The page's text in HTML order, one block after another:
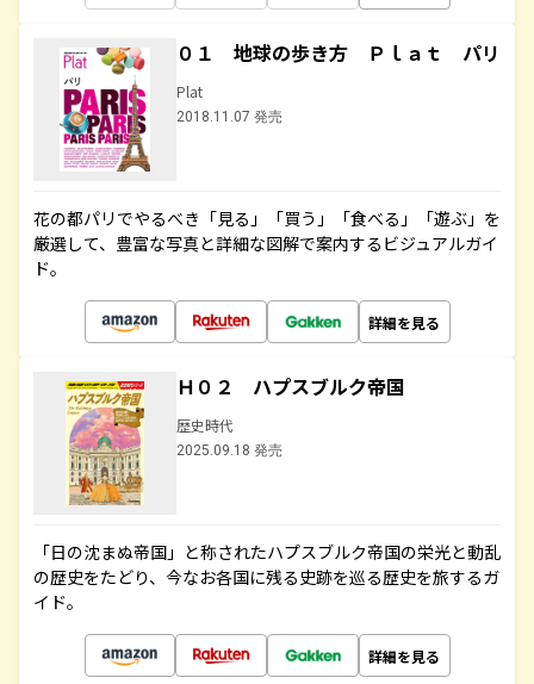
０１ 地球の歩き方 Ｐｌａｔ パリ
Plat
2018.11.07 発売
花の都パリでやるべき「見る」「買う」「食べる」「遊ぶ」を
厳選して、豊富な写真と詳細な図解で案内するビジュアルガイ
ド。
詳細を見る
Ｈ０２ ハプスブルク帝国
歴史時代
2025.09.18 発売
「日の沈まぬ帝国」と称されたハプスブルク帝国の栄光と動乱
の歴史をたどり、今なお各国に残る史跡を巡る歴史を旅するガ
イド。
詳細を見る